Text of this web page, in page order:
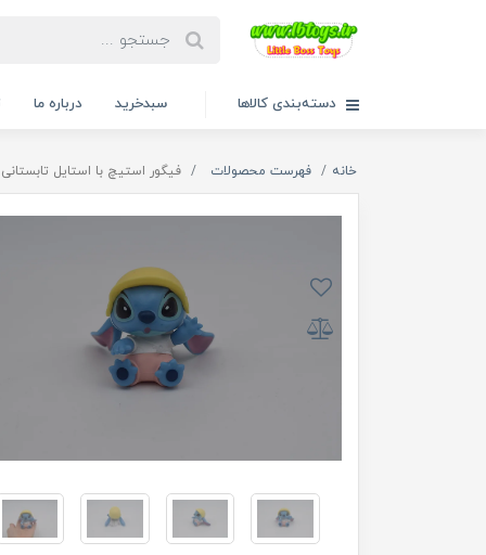
دسته‌بندی کالاها سبدخرید درباره ما
خانه فهرست محصولات فیگور استیچ با استایل